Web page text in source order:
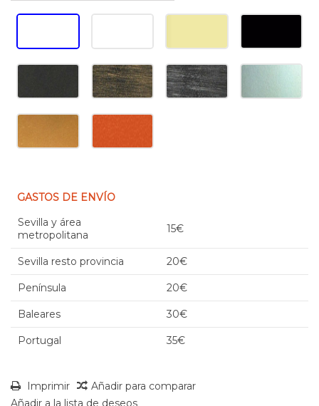
GASTOS DE ENVÍO
Sevilla y área
metropolitana
15€
Sevilla resto provincia 20€
Península 20€
Baleares 30€
Portugal 35€
Imprimir
Añadir para comparar
Añadir a la lista de deseos